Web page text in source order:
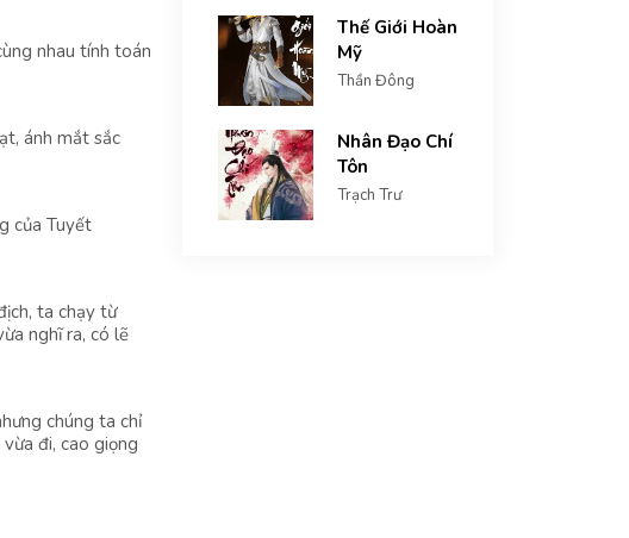
nhau tính toán
ánh mắt sắc
của Tuyết
ta chạy từ
nghĩ ra, có lẽ
chúng ta chỉ
đi, cao giọng
Thế Giới Hoàn
Mỹ
Thần Đông
Nhân Đạo Chí
Tôn
Trạch Trư